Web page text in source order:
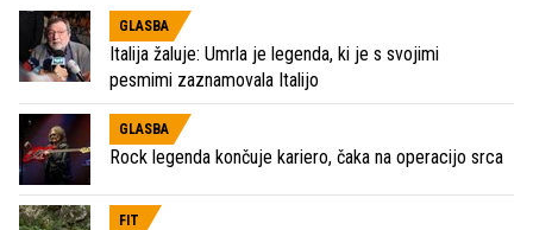
GLASBA
Italija žaluje: Umrla je legenda, ki je s svojimi
pesmimi zaznamovala Italijo
GLASBA
Rock legenda končuje kariero, čaka na operacijo srca
FIT